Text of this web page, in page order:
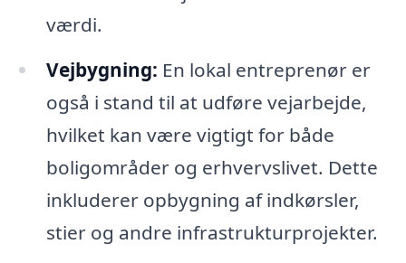
værdi.
Vejbygning: En lokal entreprenør er
også i stand til at udføre vejarbejde,
hvilket kan være vigtigt for både
boligområder og erhvervslivet. Dette
inkluderer opbygning af indkørsler,
stier og andre infrastrukturprojekter.